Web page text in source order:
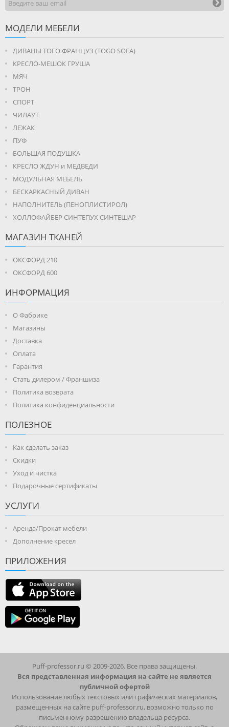
МОДЕЛИ МЕБЕЛИ
ДИВАНЫ ТОГО ФРАНЦУЗ (TOGO SOFA)
КРЕСЛО-МЕШОК ГРУША
МЯЧ
ТРОН
СПОРТ
ЧИЛАУТ
ЛЕЖАК
ПУФ
БОЛЬШАЯ ПОДУШКА
КРЕСЛО ЖДУН и МЕДВЕДИ
МОДУЛЬНАЯ МЕБЕЛЬ
БЕСКАРКАСНЫЙ ДИВАН
НАПОЛНИТЕЛЬ (ПЕНОПЛИСТИРОЛ)
ХОЛЛОФАЙБЕР СИНТЕПУХ СИНТЕШАР
МАГАЗИН ТКАНЕЙ
ОКСФОРД 210
ОКСФОРД 600
ИНФОРМАЦИЯ
О Фабрике
Магазины
Доставка
Оплата
Гарантия
Стать дилером / Франшиза
Политика возврата
Политика конфиденциальности
ПОЛЕЗНОЕ
Как сделать заказ
Скидки
Уход и чистка
Подарочные сертификаты
УСЛУГИ
Аренда/Прокат мебели
Дополнение кресел
ПРИЛОЖЕНИЯ
Puff-professor.ru © 2009-2026. Все права защищены.
Вся представленная информация на сайте не является
публичной офертой
Использование любых текстовых или графических материалов,
размещенных на сайте puff-professor.ru, возможно только по
письменному разрешению владельца ресурса.